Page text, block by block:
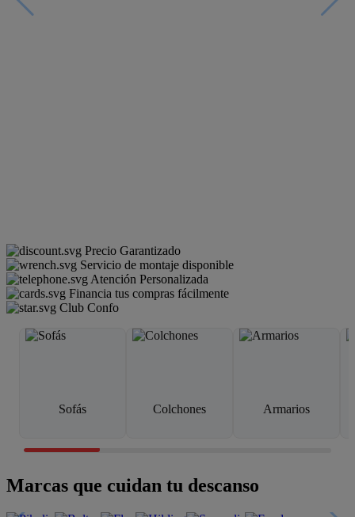
Precio Garantizado
Servicio de montaje disponible
Atención Personalizada
Financia tus compras fácilmente
Club Confo
Sofás Colchones Armarios
Marcas que cuidan tu descanso